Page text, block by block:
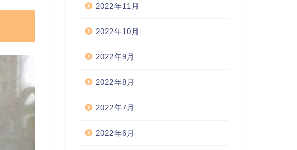
2022年11月
2022年10月
2022年9月
2022年8月
2022年7月
2022年6月